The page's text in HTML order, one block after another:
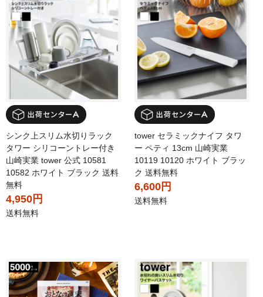
シンク上スリム水切りラック
タワー シリコーントレー付き
山崎実業 tower 公式 10581
10582 ホワイト ブラック 送料
無料
4,950円
送料無料
tower セラミックナイフ タワ
ー ペティ 13cm 山崎実業
10119 10120 ホワイト ブラッ
ク 送料無料
6,600円
送料無料